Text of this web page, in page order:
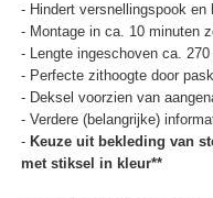
- Hindert versnellingspook en
- Montage in ca. 10 minuten
- Lengte ingeschoven ca.
- Perfecte zithoogte door
- Deksel voorzien van
- Verdere (belangrijke)
- Keuze uit bekleding van
met stiksel in kleur**